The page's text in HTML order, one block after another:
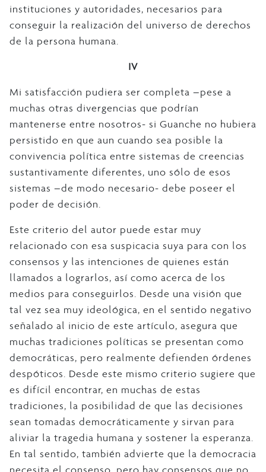
instituciones y autoridades, necesarios para
conseguir la realización del universo de derechos
de la persona humana.
IV
Mi satisfacción pudiera ser completa –pese a
muchas otras divergencias que podrían
mantenerse entre nosotros- si Guanche no hubiera
persistido en que aun cuando sea posible la
convivencia política entre sistemas de creencias
sustantivamente diferentes, uno sólo de esos
sistemas –de modo necesario- debe poseer el
poder de decisión.
Este criterio del autor puede estar muy
relacionado con esa suspicacia suya para con los
consensos y las intenciones de quienes están
llamados a lograrlos, así como acerca de los
medios para conseguirlos. Desde una visión que
tal vez sea muy ideológica, en el sentido negativo
señalado al inicio de este artículo, asegura que
muchas tradiciones políticas se presentan como
democráticas, pero realmente defienden órdenes
despóticos. Desde este mismo criterio sugiere que
es difícil encontrar, en muchas de estas
tradiciones, la posibilidad de que las decisiones
sean tomadas democráticamente y sirvan para
aliviar la tragedia humana y sostener la esperanza.
En tal sentido, también advierte que la democracia